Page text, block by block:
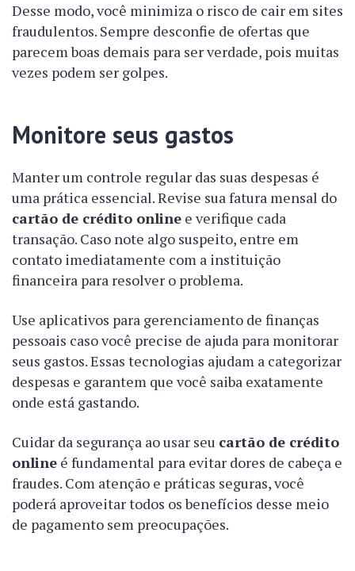
Desse modo, você minimiza o risco de cair em sites
fraudulentos. Sempre desconfie de ofertas que
parecem boas demais para ser verdade, pois muitas
vezes podem ser golpes.
Monitore seus gastos
Manter um controle regular das suas despesas é
uma prática essencial. Revise sua fatura mensal do
cartão de crédito online e verifique cada
transação. Caso note algo suspeito, entre em
contato imediatamente com a instituição
financeira para resolver o problema.
Use aplicativos para gerenciamento de finanças
pessoais caso você precise de ajuda para monitorar
seus gastos. Essas tecnologias ajudam a categorizar
despesas e garantem que você saiba exatamente
onde está gastando.
Cuidar da segurança ao usar seu cartão de crédito
online é fundamental para evitar dores de cabeça e
fraudes. Com atenção e práticas seguras, você
poderá aproveitar todos os benefícios desse meio
de pagamento sem preocupações.